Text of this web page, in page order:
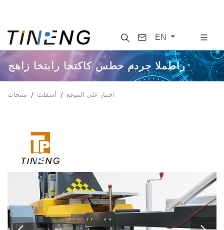
SearchContact
EN
جهاز اختبار احتكاك سطح مدرج المطار
منتجات أسفلت اختبار على الموقع